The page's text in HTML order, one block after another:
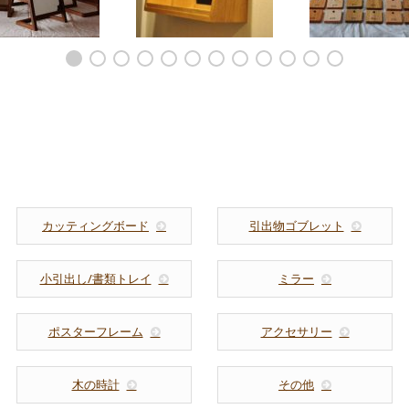
ラーのナナメカッ
ウォールナット チェリ
CDラック 無垢
カッティングボード 引出物ゴブレット
小引出し/書類トレイ ミラー
ポスターフレーム アクセサリー
木の時計 その他